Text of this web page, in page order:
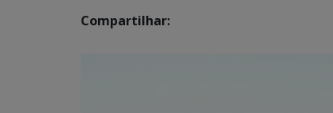
Compartilhar: